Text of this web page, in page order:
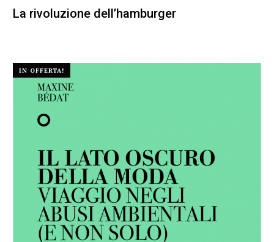
La rivoluzione dell’hamburger
IN OFFERTA!